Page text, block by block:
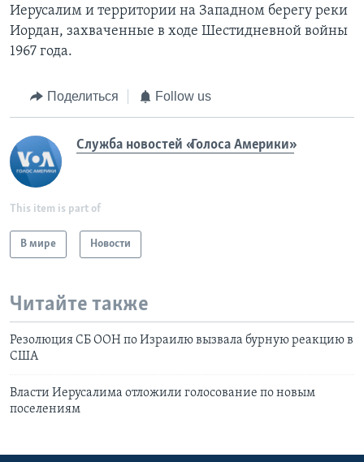
Иерусалим и территории на Западном берегу реки
Иордан, захваченные в ходе Шестидневной войны
1967 года.
Поделиться Follow us
Служба новостей «Голоса Америки»
This item is part of
В мире Новости
Читайте также
Резолюция СБ ООН по Израилю вызвала бурную реакцию в
США
Власти Иерусалима отложили голосование по новым
поселениям